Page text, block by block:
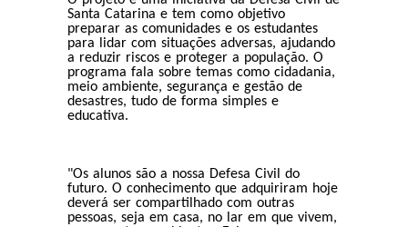
Santa Catarina e tem como objetivo
preparar as comunidades e os estudantes
para lidar com situações adversas, ajudando
a reduzir riscos e proteger a população. O
programa fala sobre temas como cidadania,
meio ambiente, segurança e gestão de
desastres, tudo de forma simples e
educativa.
"Os alunos são a nossa Defesa Civil do
futuro. O conhecimento que adquiriram hoje
deverá ser compartilhado com outras
pessoas, seja em casa, no lar em que vivem,